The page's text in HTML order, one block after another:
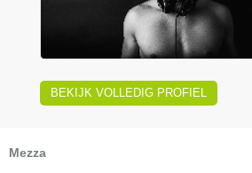
BEKIJK VOLLEDIG PROFIEL
Mezza